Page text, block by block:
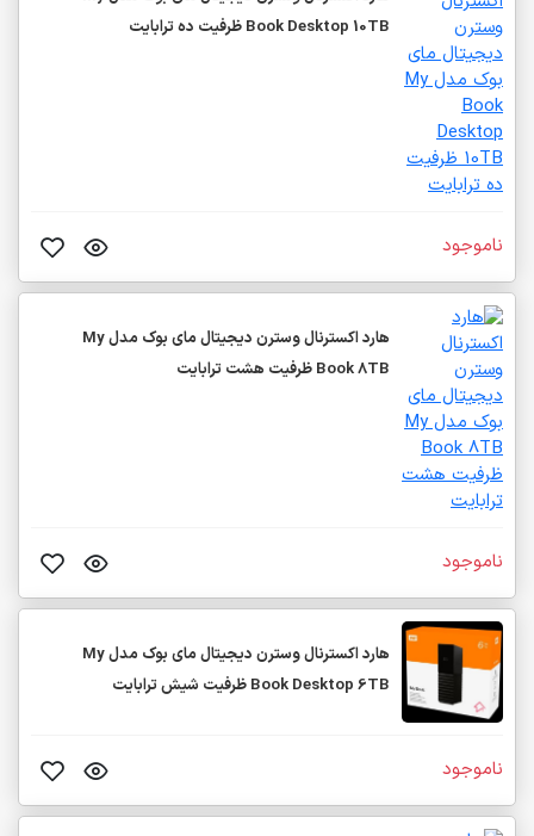
Book Desktop 10TB ظرفیت ده ترابایت
ناموجود
هارد اکسترنال وسترن دیجیتال مای بوک مدل My
Book 8TB ظرفیت هشت ترابایت
ناموجود
هارد اکسترنال وسترن دیجیتال مای بوک مدل My
Book Desktop 6TB ظرفیت شیش ترابایت
ناموجود